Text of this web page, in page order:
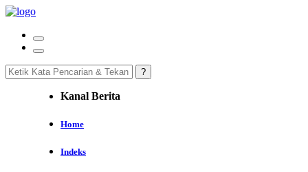
Kanal Berita
Home
Indeks